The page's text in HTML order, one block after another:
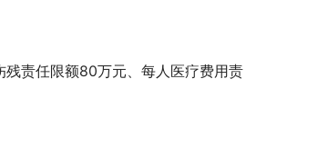
残责任限额80万元、每人医疗费用责